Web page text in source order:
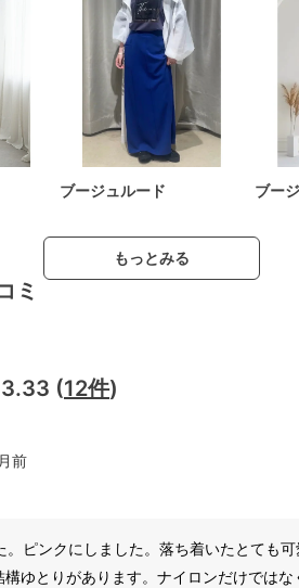
ブージュルード ブー
もっとみる
ミ
3.33 (12件)
前
ピンクにしました。落ち着いたとても可
構ゆとりがあります。ナイロンだけでは